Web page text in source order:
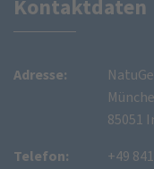
Kontaktdaten
Adresse:
85051
Telefon:
+49